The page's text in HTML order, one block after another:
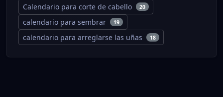
Calendario para corte de cabello 20
calendario para sembrar 19
calendario para arreglarse las uñas 18